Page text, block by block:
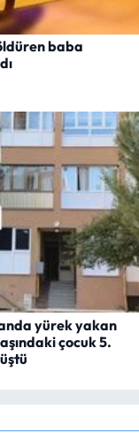
baba
yürek yakan
çocuk 5.